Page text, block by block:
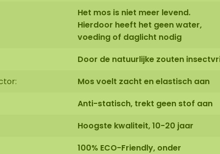
Het mos is niet meer levend.
Hierdoor heeft het geen water,
voeding of daglicht nodig
Door de natuurlijke zouten
Mos voelt zacht en elastisch aan
Anti-statisch, trekt geen stof aan
Hoogste kwaliteit, 10-20 jaar
100% ECO-Friendly, onder